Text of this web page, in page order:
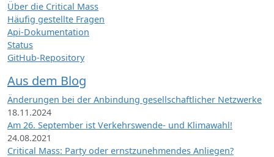
Über die Critical Mass
Häufig gestellte Fragen
Api-Dokumentation
Status
GitHub-Repository
Aus dem Blog
Änderungen bei der Anbindung gesellschaftlicher Netzwerke
18.11.2024
Am 26. September ist Verkehrswende- und Klimawahl!
24.08.2021
Critical Mass: Party oder ernstzunehmendes Anliegen?